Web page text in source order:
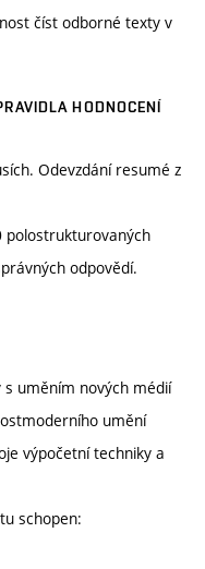
číst odborné texty v
HODNOCENÍ
Odevzdání resumé z
polostrukturovaných
odpovědí.
uměním nových médií
umění
výpočetní techniky a
schopen: